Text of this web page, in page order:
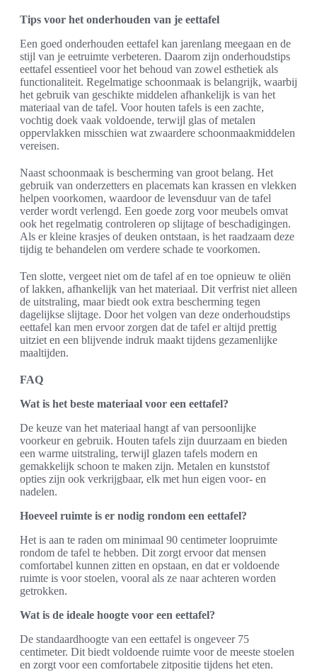
Tips voor het onderhouden van je eettafel
Een goed onderhouden eettafel kan jarenlang meegaan en de
stijl van je eetruimte verbeteren. Daarom zijn onderhoudstips
eettafel essentieel voor het behoud van zowel esthetiek als
functionaliteit. Regelmatige schoonmaak is belangrijk, waarbij
het gebruik van geschikte middelen afhankelijk is van het
materiaal van de tafel. Voor houten tafels is een zachte,
vochtig doek vaak voldoende, terwijl glas of metalen
oppervlakken misschien wat zwaardere schoonmaakmiddelen
vereisen.
Naast schoonmaak is bescherming van groot belang. Het
gebruik van onderzetters en placemats kan krassen en vlekken
helpen voorkomen, waardoor de levensduur van de tafel
verder wordt verlengd. Een goede zorg voor meubels omvat
ook het regelmatig controleren op slijtage of beschadigingen.
Als er kleine krasjes of deuken ontstaan, is het raadzaam deze
tijdig te behandelen om verdere schade te voorkomen.
Ten slotte, vergeet niet om de tafel af en toe opnieuw te oliën
of lakken, afhankelijk van het materiaal. Dit verfrist niet alleen
de uitstraling, maar biedt ook extra bescherming tegen
dagelijkse slijtage. Door het volgen van deze onderhoudstips
eettafel kan men ervoor zorgen dat de tafel er altijd prettig
uitziet en een blijvende indruk maakt tijdens gezamenlijke
maaltijden.
FAQ
Wat is het beste materiaal voor een eettafel?
De keuze van het materiaal hangt af van persoonlijke
voorkeur en gebruik. Houten tafels zijn duurzaam en bieden
een warme uitstraling, terwijl glazen tafels modern en
gemakkelijk schoon te maken zijn. Metalen en kunststof
opties zijn ook verkrijgbaar, elk met hun eigen voor- en
nadelen.
Hoeveel ruimte is er nodig rondom een eettafel?
Het is aan te raden om minimaal 90 centimeter loopruimte
rondom de tafel te hebben. Dit zorgt ervoor dat mensen
comfortabel kunnen zitten en opstaan, en dat er voldoende
ruimte is voor stoelen, vooral als ze naar achteren worden
getrokken.
Wat is de ideale hoogte voor een eettafel?
De standaardhoogte van een eettafel is ongeveer 75
centimeter. Dit biedt voldoende ruimte voor de meeste stoelen
en zorgt voor een comfortabele zitpositie tijdens het eten.